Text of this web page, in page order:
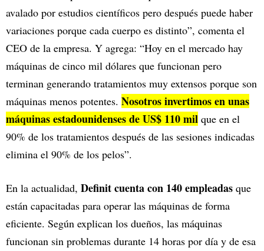
avalado por estudios científicos pero después puede haber
variaciones porque cada cuerpo es distinto”, comenta el
CEO de la empresa. Y agrega: “Hoy en el mercado hay
máquinas de cinco mil dólares que funcionan pero
terminan generando tratamientos muy extensos porque son
máquinas menos potentes. Nosotros invertimos en unas
máquinas estadounidenses de US$ 110 mil que en el
90% de los tratamientos después de las sesiones indicadas
elimina el 90% de los pelos”.
En la actualidad, Definit cuenta con 140 empleadas que
están capacitadas para operar las máquinas de forma
eficiente. Según explican los dueños, las máquinas
funcionan sin problemas durante 14 horas por día y de esa